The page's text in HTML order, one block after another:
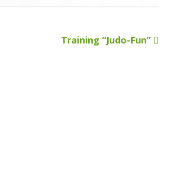
Nächster
Training “Judo-Fun”